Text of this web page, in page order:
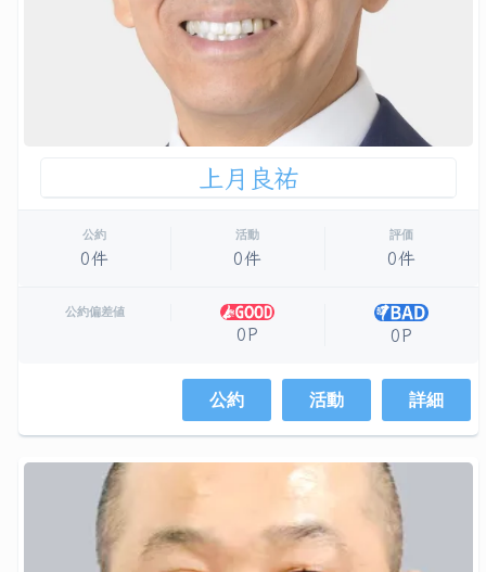
上月良祐
公約
0件
活動
0件
評価
0件
公約偏差値
0P 0P
公約 活動 詳細